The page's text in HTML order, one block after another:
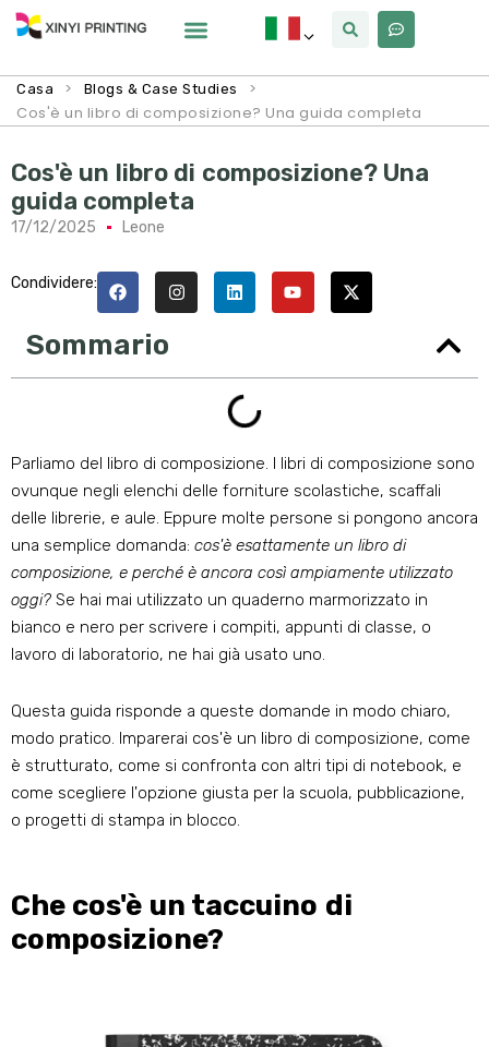
Casa > Blogs & Case Studies
>
Cos'è un libro di composizione? Una guida completa
Cos'è un libro di composizione? Una
guida completa
17/12/2025 Leone
Condividere:
Sommario
Parliamo del libro di composizione. I libri di composizione sono
ovunque negli elenchi delle forniture scolastiche, scaffali
delle librerie, e aule. Eppure molte persone si pongono ancora
una semplice domanda: cos'è esattamente un libro di
composizione, e perché è ancora così ampiamente utilizzato
oggi? Se hai mai utilizzato un quaderno marmorizzato in
bianco e nero per scrivere i compiti, appunti di classe, o
lavoro di laboratorio, ne hai già usato uno.
Questa guida risponde a queste domande in modo chiaro,
modo pratico. Imparerai cos'è un libro di composizione, come
è strutturato, come si confronta con altri tipi di notebook, e
come scegliere l'opzione giusta per la scuola, pubblicazione,
o progetti di stampa in blocco.
Che cos'è un taccuino di
composizione?